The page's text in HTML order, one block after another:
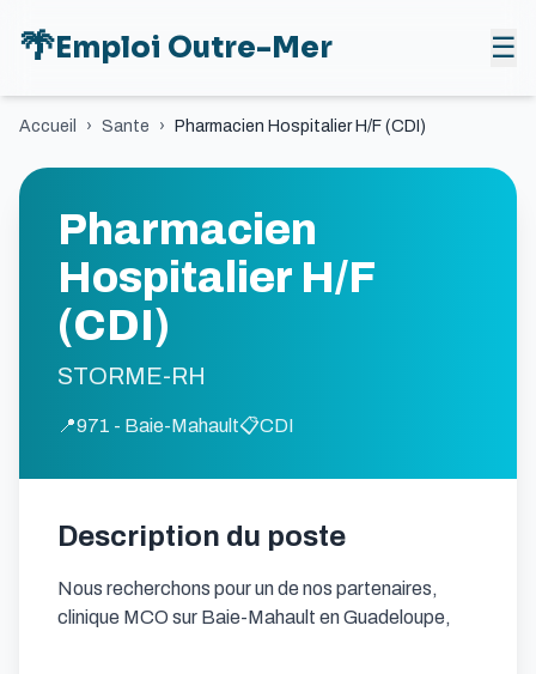
🌴Emploi Outre-Mer ☰
Accueil › Sante › Pharmacien Hospitalier H/F (CDI)
Pharmacien
Hospitalier H/F
(CDI)
STORME-RH
📍971 - Baie-Mahault📋CDI
Description du poste
Nous recherchons pour un de nos partenaires,
clinique MCO sur Baie-Mahault en Guadeloupe,